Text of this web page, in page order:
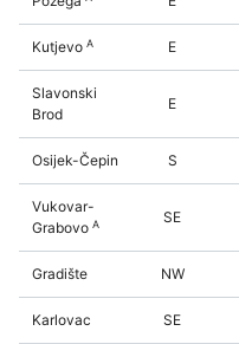
Kutjevo A E
Slavonski
Brod
E
Osijek-Čepin S
Vukovar-
Grabovo A SE
Gradište NW
Karlovac SE